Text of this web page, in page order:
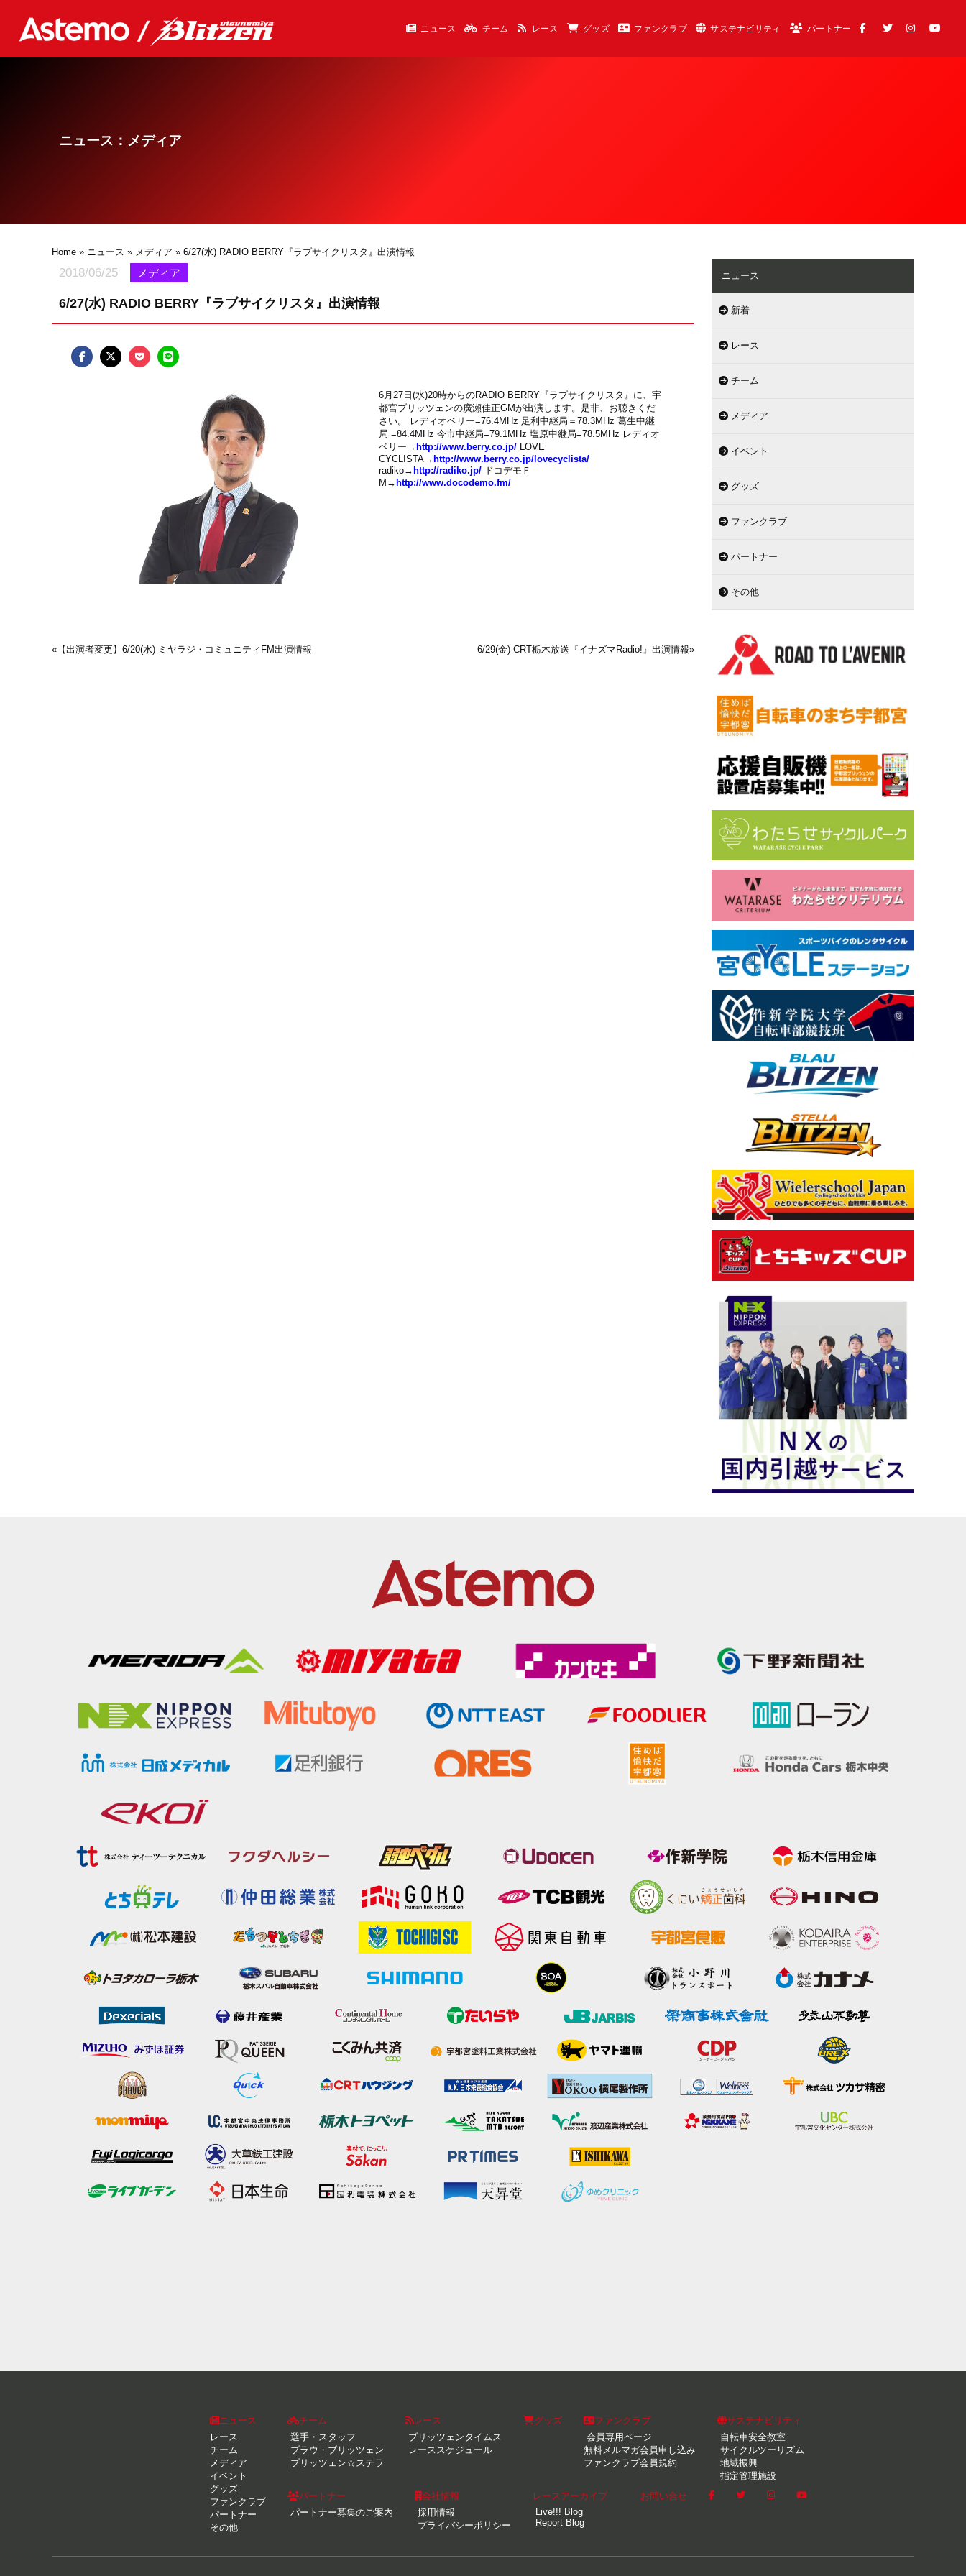
ニュース チーム レース グッズ ファンクラブ サステナビリティ パートナー
ニュース：メディア
Home » ニュース » メディア » 6/27(水) RADIO BERRY『ラブサイクリスタ』出演情報
2018/06/25 メディア
6/27(水) RADIO BERRY『ラブサイクリスタ』出演情報
6月27日(水)20時からのRADIO BERRY『ラブサイクリスタ』に、宇
都宮ブリッツェンの廣瀬佳正GMが出演します。是非、お聴きくだ
さい。 レディオベリー=76.4MHz 足利中継局＝78.3MHz 葛生中継
局 =84.4MHz 今市中継局=79.1MHz 塩原中継局=78.5MHz レディオ
ベリー→ http://www.berry.co.jp/ LOVE
CYCLISTA→ http://www.berry.co.jp/lovecyclista/
radiko→ http://radiko.jp/ ドコデモＦ
M→ http://www.docodemo.fm/
« 【出演者変更】6/20(水) ミヤラジ・コミュニティFM出演情報 6/29(金) CRT栃木放送『イナズマRadio!』出演情報»
ニュース
新着
レース
チーム
メディア
イベント
グッズ
ファンクラブ
パートナー
その他
ニュース
レース
チーム
メディア
イベント
グッズ
ファンクラブ
パートナー
その他
チーム
選手・スタッフ
ブラウ・ブリッツェン
ブリッツェン☆ステラ
レース
ブリッツェンタイムス
レーススケジュール
グッズ
ファンクラブ
会員専用ページ
無料メルマガ会員申し込み
ファンクラブ会員規約
サステナビリティ
自転車安全教室
サイクルツーリズム
地域振興
指定管理施設
パートナー
パートナー募集のご案内
会社情報
採用情報
プライバシーポリシー
レースアーカイブ
Live!!! Blog
Report Blog
お問い合せ